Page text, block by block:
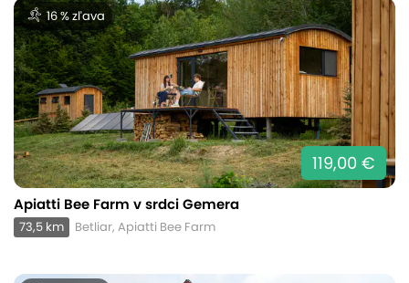
16 % zľava
119,00 €
Apiatti Bee Farm v srdci Gemera
73,5 km Betliar, Apiatti Bee Farm